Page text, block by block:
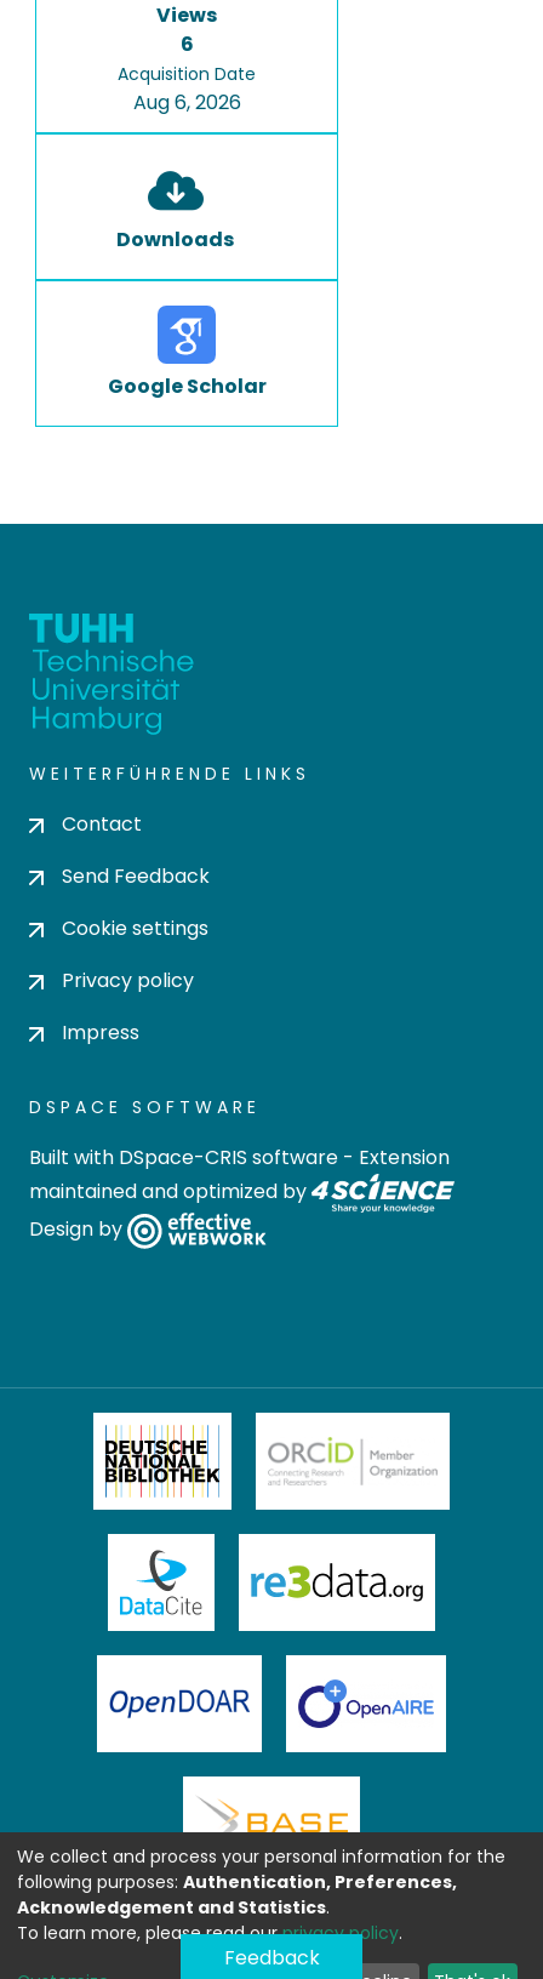
Views
6
Acquisition Date
Aug 6, 2026
Downloads
Google Scholar
WEITERFÜHRENDE LINKS
Contact
Send Feedback
Cookie settings
Privacy policy
Impress
DSPACE SOFTWARE
Built with DSpace-CRIS software - Extension
maintained and optimized by
Design by
Feedback
We collect and process your personal information for the
following purposes: Authentication, Preferences,
Acknowledgement and Statistics.
To learn more, please read ourprivacy policy.